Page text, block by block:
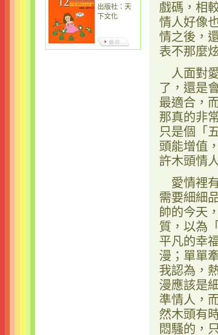
出版社：天
下文化
戲碼，相
情人好像
情之後，
表不那麼
人面對
了，還是
最適合，
那真的非
只是個「
頭能增值
許木頭情
愛情裡
需要細細
帥的今天
質，以為
平凡的幸
漫；單單
我認為，
漫應該是
準情人，
然木頭有
悶騷的，